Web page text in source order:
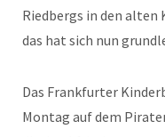
Riedbergs in den
das hat sich nun
Das Frankfurter
Montag auf dem